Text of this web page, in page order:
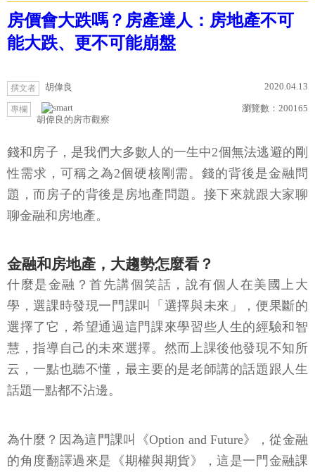
房價會大跌嗎？房產達人：房地產不可
能大跌、更不可能崩盤
撰文者 胡偉良 2020.04.13
專欄
胡偉良的房市觀察
瀏覽數： 200165
錢和房子，是我們大多數人的一生中2個無法逃避的剛
性需求，可稱之為2個硬核剛需。錢的背後是金融問
題，而房子的背後是房地產問題。接下來就跟大家聊
聊金融和房地產。
金融和房地產，大趨勢怎麼看？
什麼是金融？首先講個笑話，說有個人在美國上大
學，選課時發現一門課叫「選擇與未來」，便果斷的
選擇了它，希望通過這門課來學習些人生的經驗和智
慧，指導自己的未來選擇。然而上課後他發現不知所
云，一點也聽不懂，最主要的是老師講的話題跟人生
話題一點都不沾邊。
為什麼？因為這門課叫《Option and Future》，從金融
的角度翻譯過來是《期權與期貨》，這是一門金融課